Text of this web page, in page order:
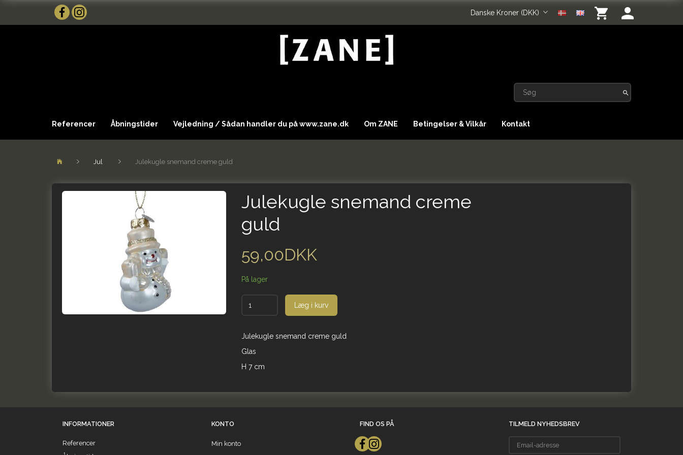
Danske Kroner (DKK)
Referencer Åbningstider Vejledning / Sådan handler du på www.zane.dk Om ZANE Betingelser & Vilkår Kontakt
Jul Julekugle snemand creme guld
Julekugle snemand creme
guld
59,00DKK
På lager
Læg i kurv
Julekugle snemand creme guld
Glas
H 7 cm
INFORMATIONER
Referencer
KONTO
Min konto
FIND OS PÅ TILMELD NYHEDSBREV
adresse